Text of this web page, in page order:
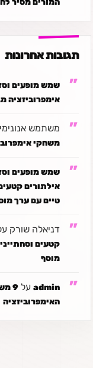
המורים מסיר
תגובות אחרונות
שמש מופעים
אימפרוביזציה
משתמש
משחקי
שמש מופעים
אילתורים
טיים עם ערך
דניאלה שורק
קטעים
מוסף
adminעל
9
האימפרוביזציה